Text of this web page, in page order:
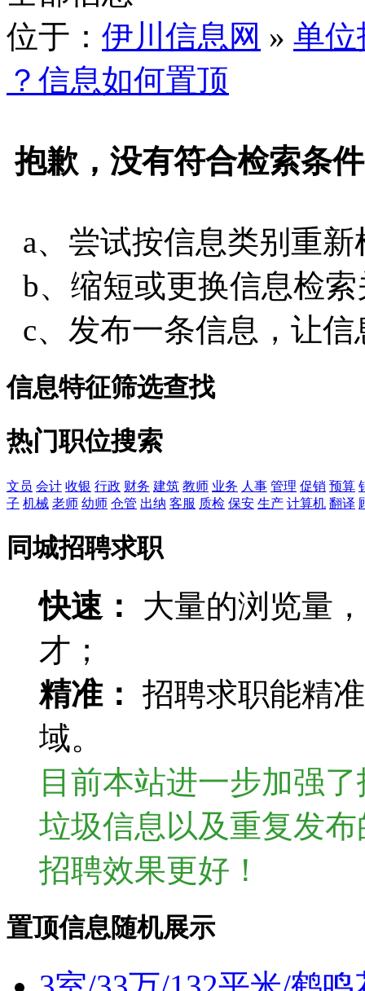
位于： 伊川信息网 » 单位
？信息如何置顶
抱歉，没有符合检索条
a、尝试按信息类别重
b、缩短或更换信息检
c、发布一条信息，让
信息特征筛选查找
热门职位搜索
文员 会计 收银 行政 财务 建筑 教师 业务 人事 管理 促销 预算
子 机械 老师 幼师 仓管 出纳 客服 质检 保安 生产 计算机 翻译
同城招聘求职
快速：
大量的浏览量
才；
精准： 招聘求职能精
域。
目前本站进一步加强
垃圾信息以及重复发
招聘效果更好！
置顶信息随机展示